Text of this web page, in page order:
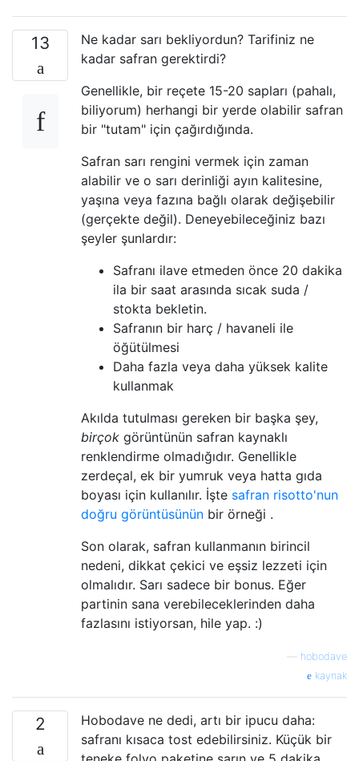
13
Ne kadar sarı bekliyordun? Tarifiniz ne
kadar safran gerektirdi?
Genellikle, bir reçete 15-20 sapları (pahalı,
biliyorum) herhangi bir yerde olabilir safran
bir "tutam" için çağırdığında.
Safran sarı rengini vermek için zaman
alabilir ve o sarı derinliği ayın kalitesine,
yaşına veya fazına bağlı olarak değişebilir
(gerçekte değil). Deneyebileceğiniz bazı
şeyler şunlardır:
Safranı ilave etmeden önce 20 dakika
ila bir saat arasında sıcak suda /
stokta bekletin.
Safranın bir harç / havaneli ile
öğütülmesi
Daha fazla veya daha yüksek kalite
kullanmak
Akılda tutulması gereken bir başka şey,
birçok görüntünün safran kaynaklı
renklendirme olmadığıdır. Genellikle
zerdeçal, ek bir yumruk veya hatta gıda
boyası için kullanılır. İşte safran risotto'nun
doğru görüntüsünün bir örneği .
Son olarak, safran kullanmanın birincil
nedeni, dikkat çekici ve eşsiz lezzeti için
olmalıdır. Sarı sadece bir bonus. Eğer
partinin sana verebileceklerinden daha
fazlasını istiyorsan, hile yap. :)
hobodave
kaynak
2
Hobodave ne dedi, artı bir ipucu daha:
safranı kısaca tost edebilirsiniz. Küçük bir